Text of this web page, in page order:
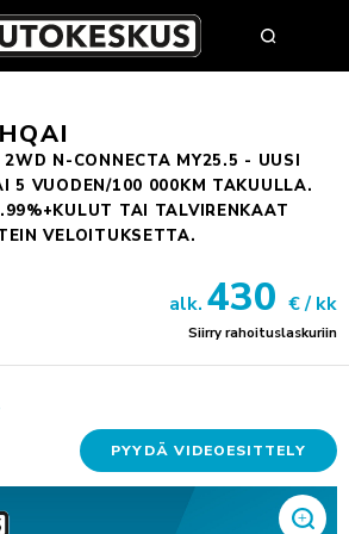
OPAS
-PALVELUPAKETTI
& RENKAAT
& TUULILASIT
N-CONNECTA MY25.5 - UUSI
5 VUODEN/100 000KM TAKUULLA.
TAI TALVIRENKAAT
VELOITUKSETTA.
alk. 430 € / kk
Siirry rahoituslaskuriin
PYYDÄ VIDEOESITTELY